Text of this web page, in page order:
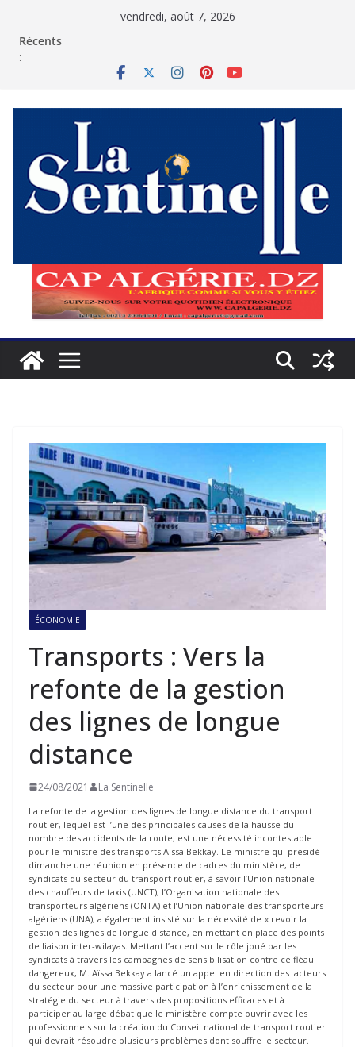
vendredi, août 7, 2026
Récents
:
ÉCONOMIE
Transports : Vers la
refonte de la gestion
des lignes de longue
distance
24/08/2021 La Sentinelle
La refonte de la gestion des lignes de longue distance du transport
routier, lequel est l’une des principales causes de la hausse du
nombre des accidents de la route, est une nécessité incontestable
pour le ministre des transports Aïssa Bekkay. Le ministre qui présidé
dimanche une réunion en présence de cadres du ministère, de
syndicats du secteur du transport routier, à savoir l’Union nationale
des chauffeurs de taxis (UNCT), l’Organisation nationale des
transporteurs algériens (ONTA) et l’Union nationale des transporteurs
algériens (UNA), a également insisté sur la nécessité de « revoir la
gestion des lignes de longue distance, en mettant en place des points
de liaison inter-wilayas. Mettant l’accent sur le rôle joué par les
syndicats à travers les campagnes de sensibilisation contre ce fléau
dangereux, M. Aïssa Bekkay a lancé un appel en direction des acteurs
du secteur pour une massive participation à l’enrichissement de la
stratégie du secteur à travers des propositions efficaces et à
participer au large débat que le ministère compte ouvrir avec les
professionnels sur la création du Conseil national de transport routier
qui devrait résoudre plusieurs problèmes dont souffre le secteur.